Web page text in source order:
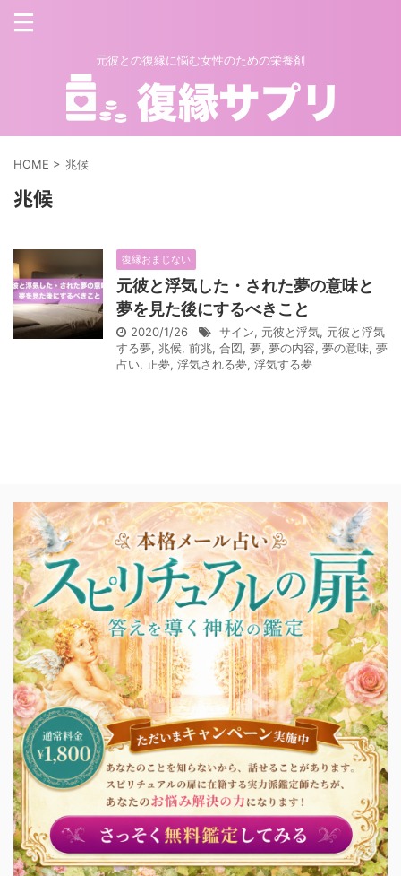
元彼との復縁に悩む女性のための栄養剤
HOME > 兆候
兆候
復縁おまじない
元彼と浮気した・された夢の意味と
夢を見た後にするべきこと
2020/1/26 サイン, 元彼と浮気, 元彼と浮気
する夢, 兆候, 前兆, 合図, 夢, 夢の内容, 夢の意味, 夢
占い, 正夢, 浮気される夢, 浮気する夢